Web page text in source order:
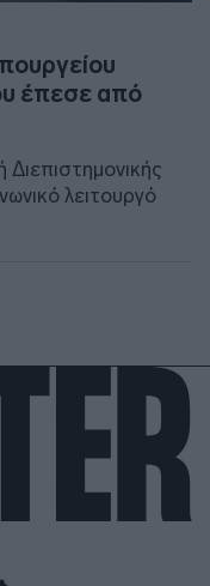
έπεσε από
Διεπιστημονικής
λειτουργό